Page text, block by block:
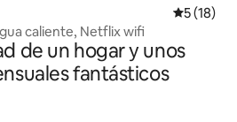
5 (18)
caliente, Netflix wifi
de un hogar y unos
fantásticos